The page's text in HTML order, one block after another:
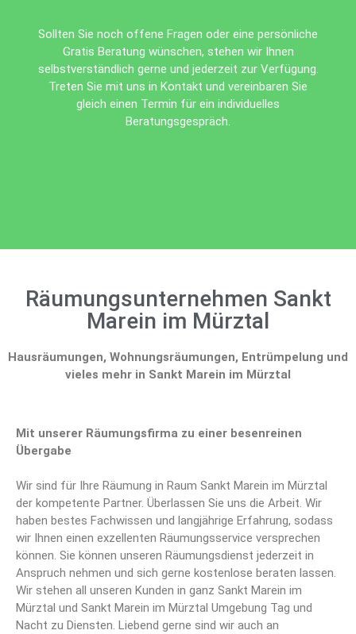
Sollten Sie noch offene Fragen oder eine persönliche
Gratis Beratung wünschen, stehen wir Ihnen
selbstverständlich gerne und jederzeit zur Verfügung.
Treten Sie mit uns in Kontakt und vereinbaren Sie
gleich einen Termin für ein individuelles
Beratungsgespräch.
Räumungsunternehmen Sankt
Marein im Mürztal
Hausräumungen, Wohnungsräumungen, Entrümpelung und
vieles mehr in Sankt Marein im Mürztal
Mit unserer Räumungsfirma zu einer besenreinen
Übergabe
Wir sind für Ihre Räumung in Raum Sankt Marein im Mürztal
der kompetente Partner. Überlassen Sie uns die Arbeit. Wir
haben bestes Fachwissen und langjährige Erfahrung, sodass
wir Ihnen einen exzellenten Räumungsservice versprechen
können. Sie können unseren Räumungsdienst jederzeit in
Anspruch nehmen und sich gerne kostenlose beraten lassen.
Wir stehen all unseren Kunden in ganz Sankt Marein im
Mürztal und Sankt Marein im Mürztal Umgebung Tag und
Nacht zu Diensten. Liebend gerne sind wir auch an